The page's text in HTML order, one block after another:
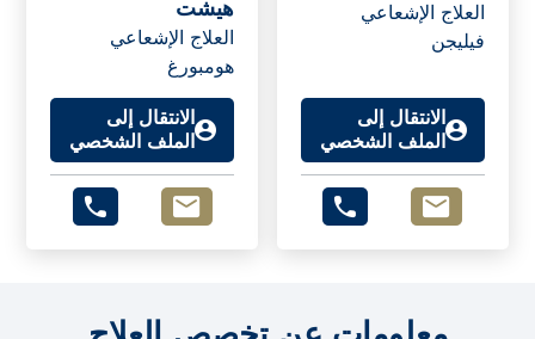
هيشت
العلاج الإشعاعي
هومبورغ
الانتقال إلى
الملف الشخصي
العلاج الإشعاعي
فيليجن
الانتقال إلى
الملف الشخصي